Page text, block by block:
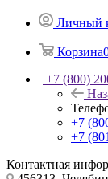
Личный
Корзина
+7 (800)
+7
+7
Контактная